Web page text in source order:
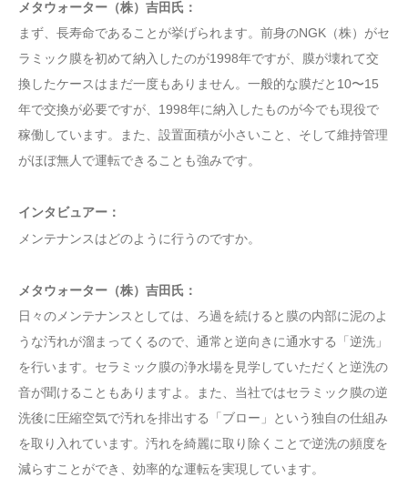
メタウォーター（株）吉田氏：
まず、長寿命であることが挙げられます。前身のNGK（株）がセ
ラミック膜を初めて納入したのが1998年ですが、膜が壊れて交
換したケースはまだ一度もありません。一般的な膜だと10〜15
年で交換が必要ですが、1998年に納入したものが今でも現役で
稼働しています。また、設置面積が小さいこと、そして維持管理
がほぼ無人で運転できることも強みです。
インタビュアー：
メンテナンスはどのように行うのですか。
メタウォーター（株）吉田氏：
日々のメンテナンスとしては、ろ過を続けると膜の内部に泥のよ
うな汚れが溜まってくるので、通常と逆向きに通水する「逆洗」
を行います。セラミック膜の浄水場を見学していただくと逆洗の
音が聞けることもありますよ。また、当社ではセラミック膜の逆
洗後に圧縮空気で汚れを排出する「ブロー」という独自の仕組み
を取り入れています。汚れを綺麗に取り除くことで逆洗の頻度を
減らすことができ、効率的な運転を実現しています。